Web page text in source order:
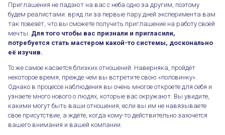
Приглашения не падают на вас с неба одно за другим, поэтому
будем реалистами: вряд ли за первые пару дней эксперимента вам
так повезёт, что вы сможете получить приглашение на работу своей
мечты. Для того чтобы вас признали и пригласили,
потребуется стать мастером какой-то системы, досконально
её изучив.
То же самое касается близких отношений. Наверняка, пройдёт
некоторое время, прежде чем вы встретите свою «половинку».
Однако в процессе наблюдения вы очень многое откроете для себя и
узнаете много нового о людях, которые вас окружают. Вы увидите,
какими могут быть ваши отношения, если вы им не навязываете
свое присутствие, а ждёте, когда кому-то действительно захочется
вашего внимания и вашей компании.